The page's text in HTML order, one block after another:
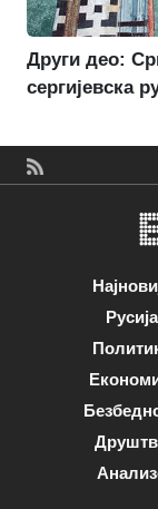
Други део:
сергијевска
Русија